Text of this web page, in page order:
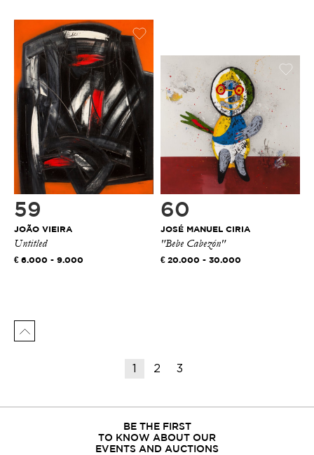
59
JOÃO VIEIRA
Untitled
6.000 - 9.000
60
JOSÉ MANUEL CIRIA
"Bebe Cabezón"
20.000 - 30.000
1 2 3
BE THE FIRST
TO KNOW ABOUT OUR
EVENTS AND AUCTIONS